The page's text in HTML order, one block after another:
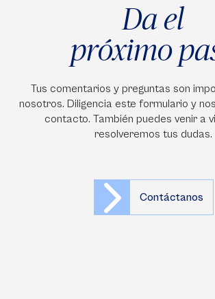
Da el
próximo
Tus comentarios y preguntas son
nosotros. Diligencia este formulario y
contacto. También puedes venir a
resolveremos tus dudas.
Contáctanos